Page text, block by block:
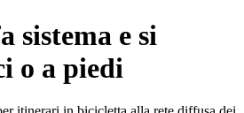
sistema e si
o a piedi